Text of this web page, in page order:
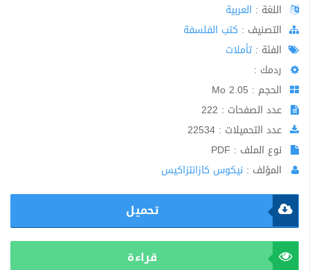
اللغة : العربية
اﻟﺘﺼﻨﻴﻒ : كتب الفلسفة
الفئة : تأملات
ردمك :
الحجم : 2.05 Mo
عدد الصفحات : 222
عدد التحميلات : 22534
نوع الملف : PDF
المؤلف : نيكوس كازانتزاكيس
تحميل
قراءة